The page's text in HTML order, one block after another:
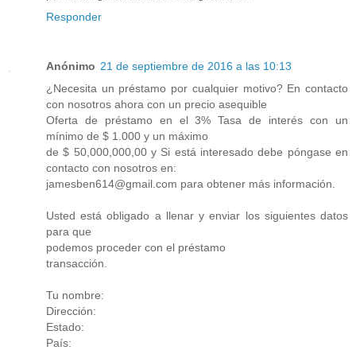
Responder
Anónimo 21 de septiembre de 2016 a las 10:13
¿Necesita un préstamo por cualquier motivo? En contacto
con nosotros ahora con un precio asequible
Oferta de préstamo en el 3% Tasa de interés con un
mínimo de $ 1.000 y un máximo
de $ 50,000,000,00 y Si está interesado debe póngase en
contacto con nosotros en:
jamesben614@gmail.com para obtener más información.
Usted está obligado a llenar y enviar los siguientes datos
para que
podemos proceder con el préstamo
transacción.
Tu nombre:
Dirección:
Estado:
País: